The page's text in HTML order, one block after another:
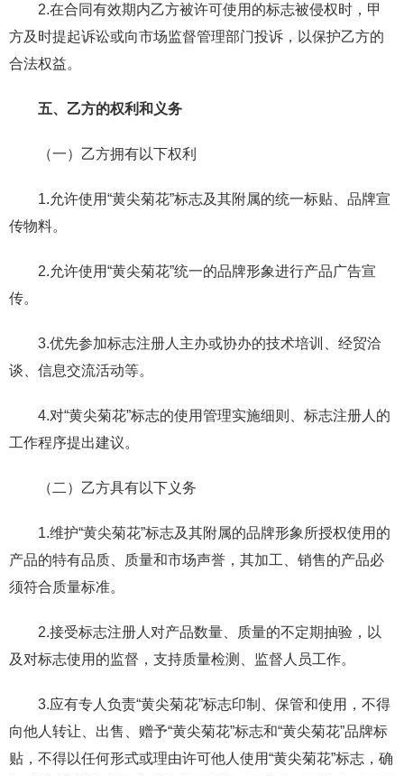
2.在合同有效期内乙方被许可使用的标志被侵权时，甲
方及时提起诉讼或向市场监督管理部门投诉，以保护乙方的
合法权益。
五、乙方的权利和义务
（一）乙方拥有以下权利
1.允许使用“黄尖菊花”标志及其附属的统一标贴、品牌宣
传物料。
2.允许使用“黄尖菊花”统一的品牌形象进行产品广告宣
传。
3.优先参加标志注册人主办或协办的技术培训、经贸洽
谈、信息交流活动等。
4.对“黄尖菊花”标志的使用管理实施细则、标志注册人的
工作程序提出建议。
（二）乙方具有以下义务
1.维护“黄尖菊花”标志及其附属的品牌形象所授权使用的
产品的特有品质、质量和市场声誉，其加工、销售的产品必
须符合质量标准。
2.接受标志注册人对产品数量、质量的不定期抽验，以
及对标志使用的监督，支持质量检测、监督人员工作。
3.应有专人负责“黄尖菊花”标志印制、保管和使用，不得
向他人转让、出售、赠予“黄尖菊花”标志和“黄尖菊花”品牌标
贴，不得以任何形式或理由许可他人使用“黄尖菊花”标志，确